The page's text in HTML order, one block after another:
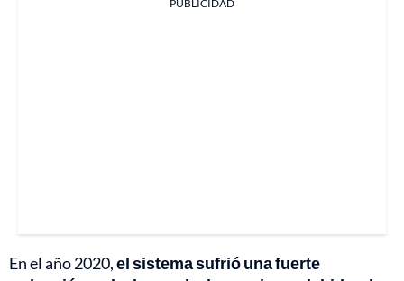
PUBLICIDAD
En el año 2020,el sistema sufrió una fuerte